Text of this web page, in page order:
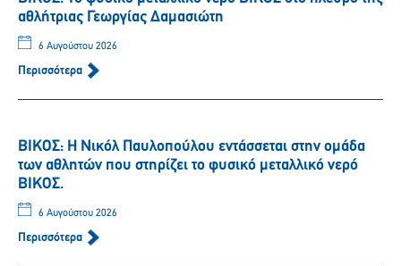
αθλήτριας Γεωργίας Δαμασιώτη
6 Αυγούστου 2026
Περισσότερα
ΒΙΚΟΣ: Η Νικόλ Παυλοπούλου εντάσσεται στην ομάδα
των αθλητών που στηρίζει το φυσικό μεταλλικό νερό
ΒΙΚΟΣ.
6 Αυγούστου 2026
Περισσότερα